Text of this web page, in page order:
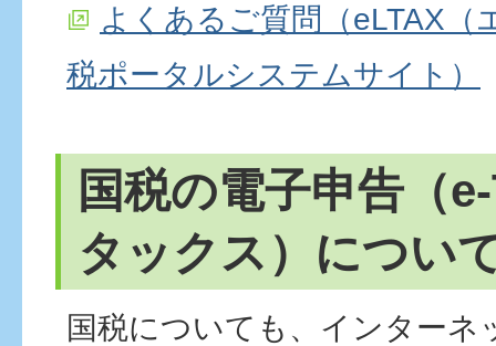
よくあるご質問（eLTAX（
税ポータルシステムサイト）
国税の電子申告（
タックス）につい
国税についても、インターネ